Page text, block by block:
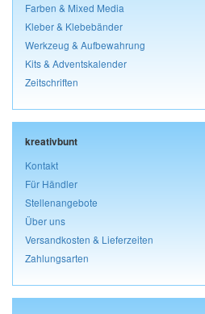
Farben & Mixed Media
Kleber & Klebebänder
Werkzeug & Aufbewahrung
Kits & Adventskalender
Zeitschriften
kreativbunt
Kontakt
Für Händler
Stellenangebote
Über uns
Versandkosten & Lieferzeiten
Zahlungsarten